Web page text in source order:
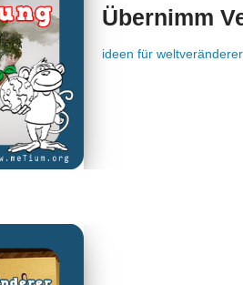
Übernimm
ideen für weltveränderer